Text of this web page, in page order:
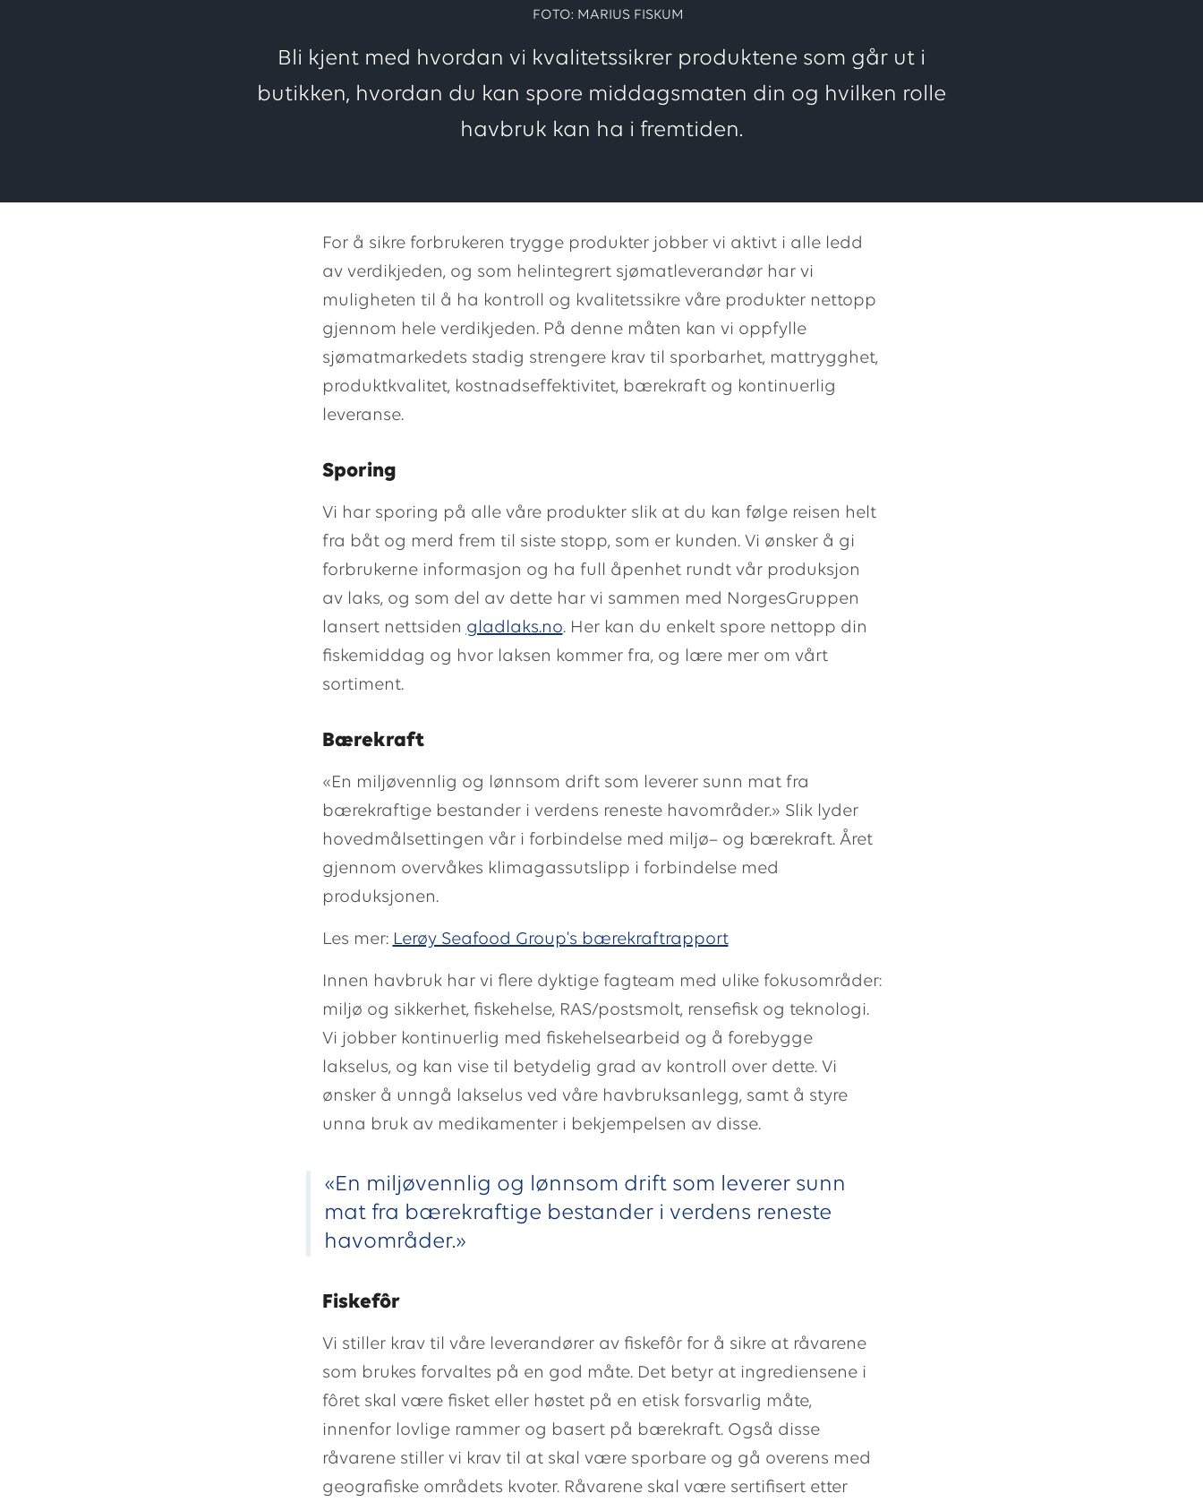
FOTO: MARIUS FISKUM
Bli kjent med hvordan vi kvalitetssikrer produktene som går ut i
butikken, hvordan du kan spore middagsmaten din og hvilken rolle
havbruk kan ha i fremtiden.
For å sikre forbrukeren trygge produkter jobber vi aktivt i alle ledd
av verdikjeden, og som helintegrert sjømatleverandør har vi
muligheten til å ha kontroll og kvalitetssikre våre produkter nettopp
gjennom hele verdikjeden. På denne måten kan vi oppfylle
sjømatmarkedets stadig strengere krav til sporbarhet, mattrygghet,
produktkvalitet, kostnadseffektivitet, bærekraft og kontinuerlig
leveranse.
Sporing
Vi har sporing på alle våre produkter slik at du kan følge reisen helt
fra båt og merd frem til siste stopp, som er kunden. Vi ønsker å gi
forbrukerne informasjon og ha full åpenhet rundt vår produksjon
av laks, og som del av dette har vi sammen med NorgesGruppen
lansert nettsiden gladlaks.no. Her kan du enkelt spore nettopp din
fiskemiddag og hvor laksen kommer fra, og lære mer om vårt
sortiment.
Bærekraft
«En miljøvennlig og lønnsom drift som leverer sunn mat fra
bærekraftige bestander i verdens reneste havområder.» Slik lyder
hovedmålsettingen vår i forbindelse med miljø– og bærekraft. Året
gjennom overvåkes klimagassutslipp i forbindelse med
produksjonen.
Les mer: Lerøy Seafood Group's bærekraftrapport
Innen havbruk har vi flere dyktige fagteam med ulike fokusområder:
miljø og sikkerhet, fiskehelse, RAS/postsmolt, rensefisk og teknologi.
Vi jobber kontinuerlig med fiskehelsearbeid og å forebygge
lakselus, og kan vise til betydelig grad av kontroll over dette. Vi
ønsker å unngå lakselus ved våre havbruksanlegg, samt å styre
unna bruk av medikamenter i bekjempelsen av disse.
«En miljøvennlig og lønnsom drift som leverer sunn
mat fra bærekraftige bestander i verdens reneste
havområder.»
Fiskefôr
Vi stiller krav til våre leverandører av fiskefôr for å sikre at råvarene
som brukes forvaltes på en god måte. Det betyr at ingrediensene i
fôret skal være fisket eller høstet på en etisk forsvarlig måte,
innenfor lovlige rammer og basert på bærekraft. Også disse
råvarene stiller vi krav til at skal være sporbare og gå overens med
geografiske områdets kvoter. Råvarene skal være sertifisert etter